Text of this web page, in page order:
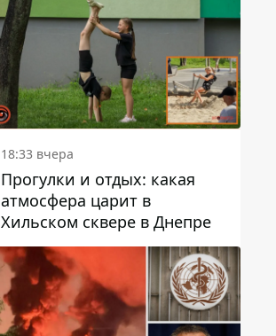
18:33 вчера
Прогулки и отдых: какая
атмосфера царит в
Хильском сквере в Днепре